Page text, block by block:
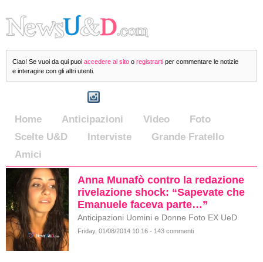
Ciao! Se vuoi da qui puoi accedere al sito o registrarti per commentare le notizie
e interagire con gli altri utenti.
Home Anticipazioni Video
Foto
Scelte U&D
Interviste
Grande Fratello
Amici
Anna Munafò contro la redazione
rivelazione shock: “Sapevate che
Emanuele faceva parte…”
Anticipazioni Uomini e Donne Foto EX UeD
Friday, 01/08/2014 10:16 - 143 commenti